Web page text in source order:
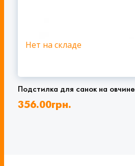
Нет на складе
Подстилка для санок на овчине
356.00грн.